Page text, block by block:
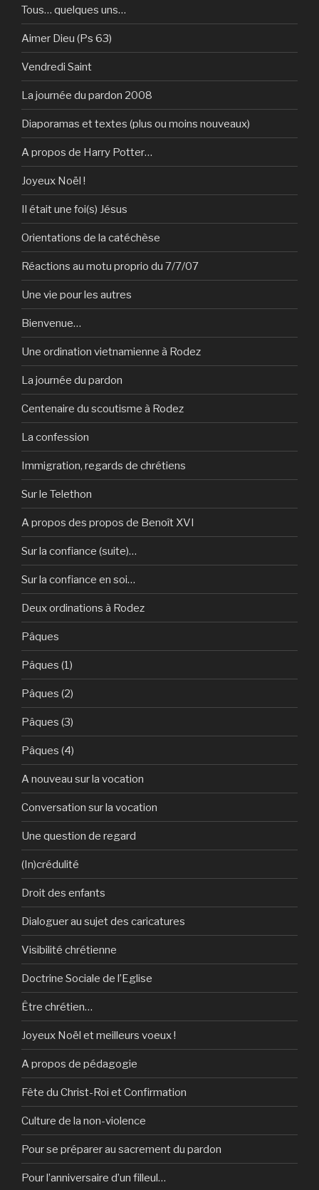
Tous… quelques uns…
Aimer Dieu (Ps 63)
Vendredi Saint
La journée du pardon 2008
Diaporamas et textes (plus ou moins nouveaux)
A propos de Harry Potter…
Joyeux Noël !
Il était une foi(s) Jésus
Orientations de la catéchèse
Réactions au motu proprio du 7/7/07
Une vie pour les autres
Bienvenue…
Une ordination vietnamienne à Rodez
La journée du pardon
Centenaire du scoutisme à Rodez
La confession
Immigration, regards de chrétiens
Sur le Telethon
A propos des propos de Benoît XVI
Sur la confiance (suite)…
Sur la confiance en soi…
Deux ordinations à Rodez
Pâques
Pâques (1)
Pâques (2)
Pâques (3)
Pâques (4)
A nouveau sur la vocation
Conversation sur la vocation
Une question de regard
(In)crédulité
Droit des enfants
Dialoguer au sujet des caricatures
Visibilité chrétienne
Doctrine Sociale de l’Eglise
Être chrétien…
Joyeux Noël et meilleurs voeux !
A propos de pédagogie
Fête du Christ-Roi et Confirmation
Culture de la non-violence
Pour se préparer au sacrement du pardon
Pour l’anniversaire d’un filleul…